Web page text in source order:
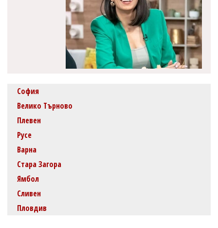
София
Велико Търново
Плевен
Русе
Варна
Стара Загора
Ямбол
Сливен
Пловдив